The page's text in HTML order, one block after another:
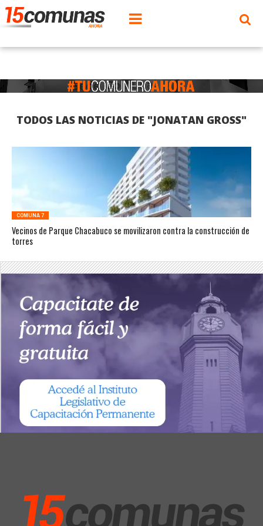
TODOS LAS NOTICIAS DE "JONATAN GROSS"
COMUNA 7
Vecinos de Parque Chacabuco se movilizaron contra la construcción de
torres